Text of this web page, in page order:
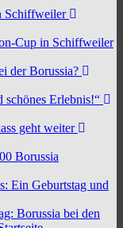
Schiffweiler
Cup in Schiffweiler
der Borussia?
schönes Erlebnis!“
geht weiter
Borussia
Ein Geburtstag und
Borussia bei den